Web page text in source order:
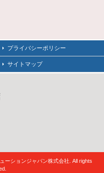
プライバシーポリシー
サイトマップ
ーションジャパン株式会社. All rights